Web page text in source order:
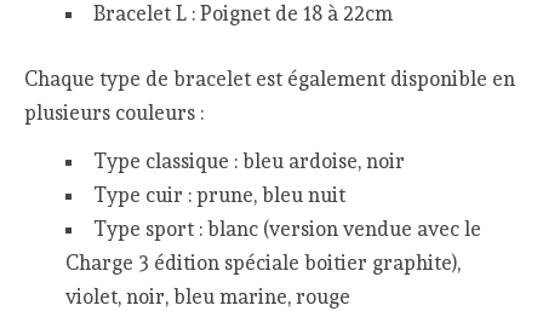
Bracelet L : Poignet de 18 à 22cm
Chaque type de bracelet est également disponible en
plusieurs couleurs :
Type classique : bleu ardoise, noir
Type cuir : prune, bleu nuit
Type sport : blanc (version vendue avec le
Charge 3 édition spéciale boitier graphite),
violet, noir, bleu marine, rouge